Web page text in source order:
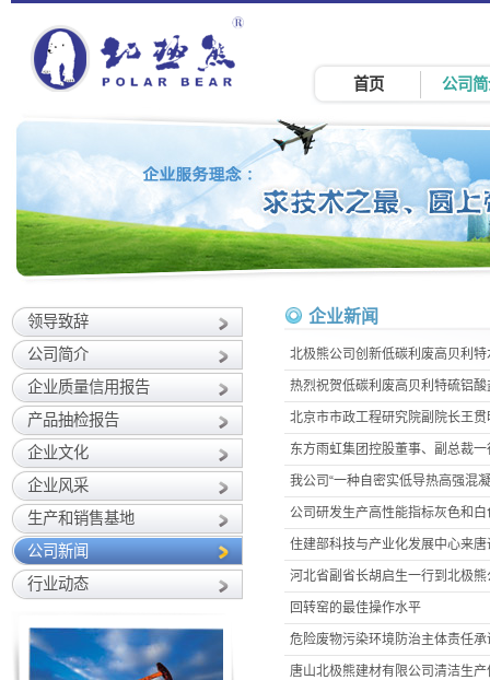
首页 公司
企业新闻
北极熊公司创新低碳利废高贝利特
热烈祝贺低碳利废高贝利特硫铝
北京市市政工程研究院副院长王
东方雨虹集团控股董事、副总裁
我公司“一种自密实低导热高强混
公司研发生产高性能指标灰色和
住建部科技与产业化发展中心来唐
河北省副省长胡启生一行到北极熊
回转窑的最佳操作水平
危险废物污染环境防治主体责任承
唐山北极熊建材有限公司清洁生产
领导致辞
公司简介
企业质量信用报告
产品抽检报告
企业文化
企业风采
生产和销售基地
公司新闻
行业动态